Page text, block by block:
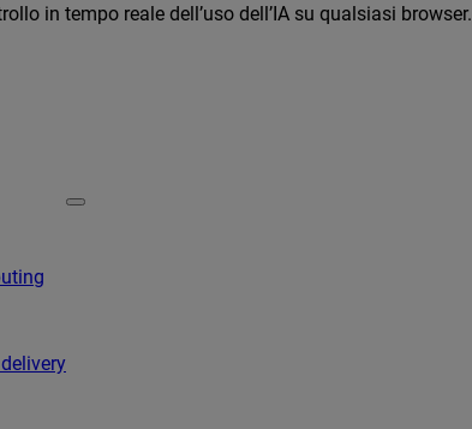
in tempo reale dell’uso dell’IA su qualsiasi browser.